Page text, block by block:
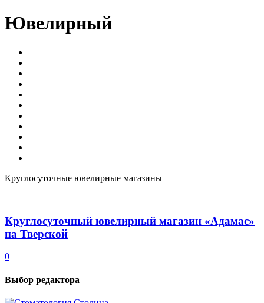
Ювелирный
Круглосуточные ювелирные магазины
Круглосуточный ювелирный магазин «Адамас»
на Тверской
0
Выбор редактора